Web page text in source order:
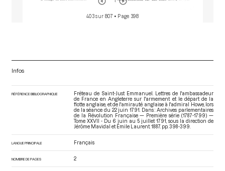
403 sur 807 • Page 398
Infos
RÉFÉRENCE BIBLIOGRAPHIQUE
Fréteau de Saint-Just Emmanuel. Lettres de l'ambassadeur
de France en Angleterre sur l'armement et le départ de la
flotte anglaise, et de l'amirauté anglaise à l'admiral Howe, lors
de la séance du 22 juin 1791. Dans : Archives parlementaires
de la Révolution Française — Première série (1787-1799) —
Tome XXVII - Du 6 juin au 5 juillet 1791 , sous la direction de
Jérôme Mavidal et Emile Laurent. 1887. pp. 398-399.
LANGUE PRINCIPALE Français
NOMBRE DE PAGES 2